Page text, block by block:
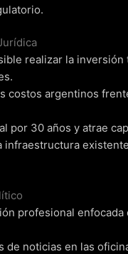
realizar la
costos argentinos
por 30 años y atrae
infraestructura
profesional
de noticias en las